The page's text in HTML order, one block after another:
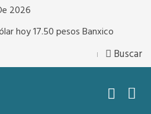
2026
hoy 17.50 pesos Banxico
Buscar